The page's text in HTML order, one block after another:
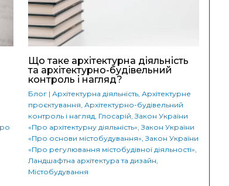
Що таке архітектурна діяльність
та архітектурно-будівельний
контроль і нагляд?
Блог |Архітектурна діяльність,Архітектурне
проєктування,Архітектурно-будівельний
контроль і нагляд, Глосарій,Закон України
«Про архітектурну діяльність»,Закон України
«Про основи містобудування»,Закон України
«Про регулювання містобудівної діяльності»,
Ландшафтна архітектура та дизайн,
Містобудування